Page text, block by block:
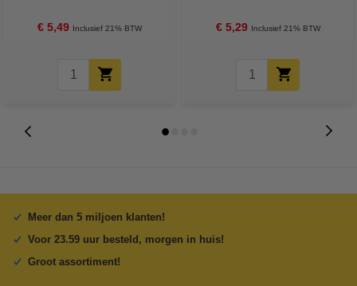
€ 5,49 Inclusief 21% BTW € 5,29 Inclusief 21% BTW
Meer dan 5 miljoen klanten!
Voor 23.59 uur besteld, morgen in huis!
Groot assortiment!